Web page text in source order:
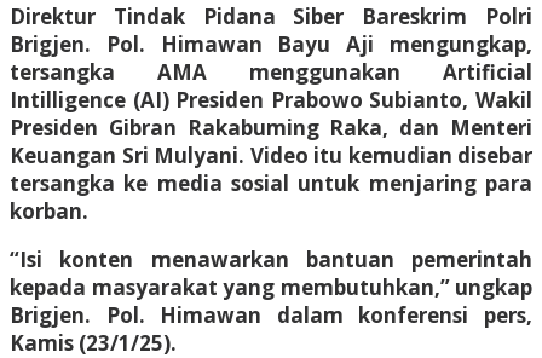
Direktur Tindak Pidana Siber Bareskrim Polri
Brigjen. Pol. Himawan Bayu Aji mengungkap,
tersangka AMA menggunakan Artificial
Intilligence (AI) Presiden Prabowo Subianto, Wakil
Presiden Gibran Rakabuming Raka, dan Menteri
Keuangan Sri Mulyani. Video itu kemudian disebar
tersangka ke media sosial untuk menjaring para
korban.
“Isi konten menawarkan bantuan pemerintah
kepada masyarakat yang membutuhkan,” ungkap
Brigjen. Pol. Himawan dalam konferensi pers,
Kamis (23/1/25).